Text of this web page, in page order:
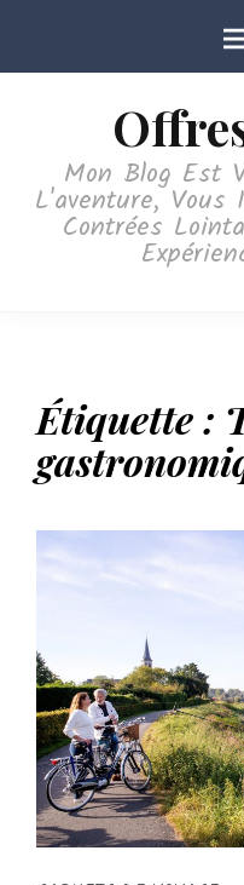
Mon Blog Est
L'aventure, Vous
Contrées
Étiquette :